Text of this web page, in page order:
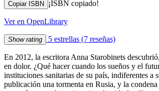
Copiar ISBN ¡ISBN copiado!
Ver en OpenLibrary
Show rating 5 estrellas (7 reseñas)
En 2012, la escritora Anna Starobinets
en dolor. ¿Qué hacer cuando los sueños y el
instituciones sanitarias de su país, indiferentes
publicación una tormenta en Rusia, y la